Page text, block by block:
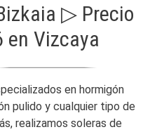
▷ Precio
en Vizcaya
en hormigón
pulido y cualquier tipo de
realizamos soleras de